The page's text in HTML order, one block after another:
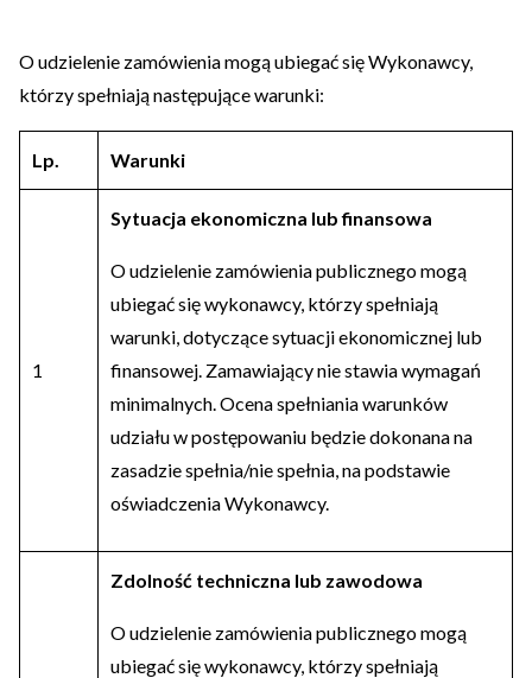
O udzielenie zamówienia mogą ubiegać się Wykonawcy,
którzy spełniają następujące warunki:
Lp. Warunki
1
Sytuacja ekonomiczna lub finansowa
O udzielenie zamówienia publicznego mogą
ubiegać się wykonawcy, którzy spełniają
warunki, dotyczące sytuacji ekonomicznej lub
finansowej. Zamawiający nie stawia wymagań
minimalnych. Ocena spełniania warunków
udziału w postępowaniu będzie dokonana na
zasadzie spełnia/nie spełnia, na podstawie
oświadczenia Wykonawcy.
Zdolność techniczna lub zawodowa
O udzielenie zamówienia publicznego mogą
ubiegać się wykonawcy, którzy spełniają